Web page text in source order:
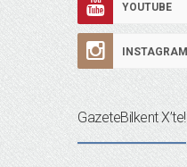
YOUTUBE
INSTAGRAM
GazeteBilkent X’te!